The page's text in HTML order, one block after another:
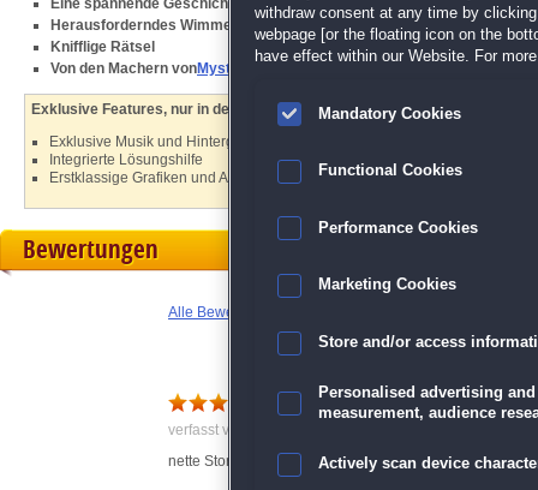
Eine spannende Geschichte
Herausforderndes Wimmelbild-Spiel
Knifflige Rätsel
Von den Machern vonMystery Tales: Meister der Puppen
Exklusive Features, nur in der Sammleredition:
Exklusive Musik und Hintergrundbilder
Integrierte Lösungshilfe
Erstklassige Grafiken und Animationen
Bewertungen
Alle Bewertungen anzeigen
guter Durchschnitt
verfasst von Jochen am 27.10.2023 um 20:58
nette Story, gute Länge, gute WBs und Minispiele.
withdraw consent at any time by
webpage [or the floating icon on the
have effect within our Website. For
Mandatory Cookies
Functional Cookies
Performance Cookies
Marketing Cookies
Store and/or access
Personalised advertising
measurement, audience
Actively scan device